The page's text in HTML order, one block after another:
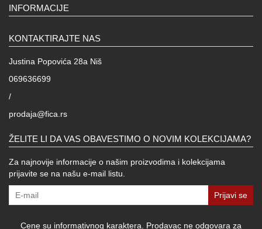
INFORMACIJE
KONTAKTIRAJTE NAS
Justina Popovića 28a Niš
069636699
/
prodaja@fica.rs
ŽELITE LI DA VAS OBAVESTIMO O NOVIM KOLEKCIJAMA?
Za najnovije informacije o našim proizvodima i kolekcijama
prijavite se na našu e-mail listu.
Prijavi se
Cene su informativnog karaktera. Prodavac ne odgovara za